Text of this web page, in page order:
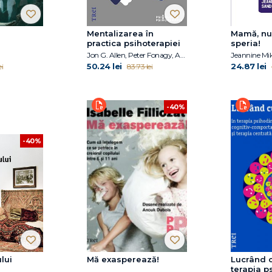
Mentalizarea în
practica psihoterapiei
Jon G. Allen, Peter Fonagy, Anthony W. Bateman
50.24 lei 83.73 lei
Mamă,
speria!
24.87 lei
-40%
-40%
Mă exasperează!
Lucrând
terapia